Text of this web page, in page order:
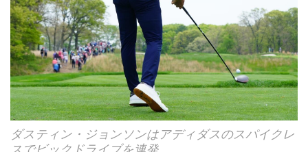
ダスティン・ジョンソンはアディダスのスパイクレ
スでビックドライブを連発